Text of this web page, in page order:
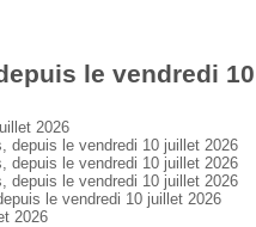
le vendredi
2026
depuis le vendredi 10 juillet 2026
depuis le vendredi 10 juillet 2026
depuis le vendredi 10 juillet 2026
le vendredi 10 juillet 2026
2026